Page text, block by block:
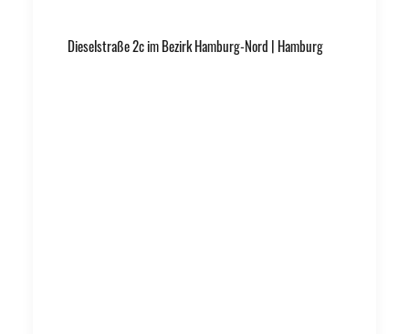
Dieselstraße 2c im Bezirk Hamburg-Nord | Hamburg